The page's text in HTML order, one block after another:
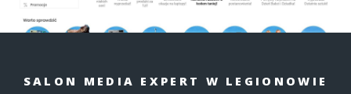
SALON MEDIA EXPERT W LEGIONOWIE